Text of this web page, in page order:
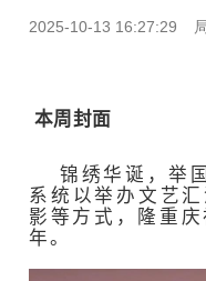
2025-10-13 16:27:29
本周封面
锦绣华诞，举
系统以举办文艺
影等方式，隆重
年。